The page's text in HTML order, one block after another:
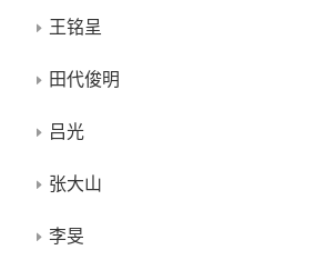
王铭呈
田代俊明
吕光
张大山
李旻